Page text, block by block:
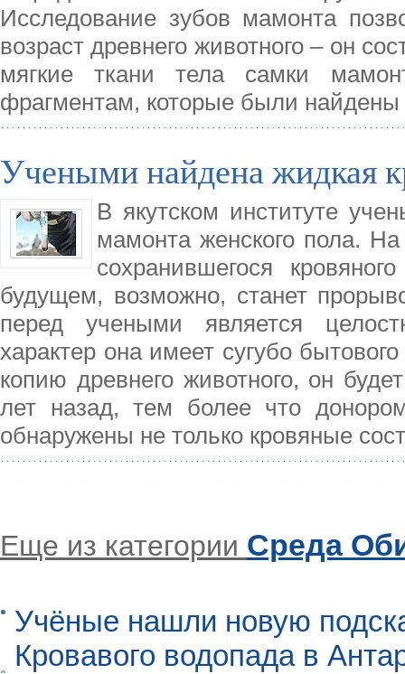
Исследование зубов мамонта
возраст древнего животного – он
мягкие ткани тела самки
фрагментам, которые были найдены
Учеными найдена жидкая
В якутском институте
мамонта женского пола.
сохранившегося
будущем, возможно, станет
перед учеными является
характер она имеет сугубо
копию древнего животного, он
лет назад, тем более что
обнаружены не только кровяные
Еще из категории Среда
Учёные нашли новую
Кровавого водопада в